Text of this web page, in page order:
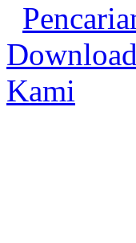
Download
Kami